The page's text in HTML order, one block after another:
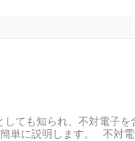
しても知られ、不対電子
単に説明します。 不対